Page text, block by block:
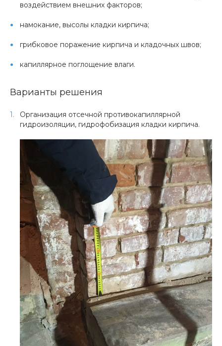
воздействием внешних факторов;
намокание, высолы кладки кирпича;
грибковое поражение кирпича и кладочных швов;
капиллярное поглощение влаги.
Варианты решения
Организация отсечной противокапиллярной
гидроизоляции, гидрофобизация кладки кирпича.